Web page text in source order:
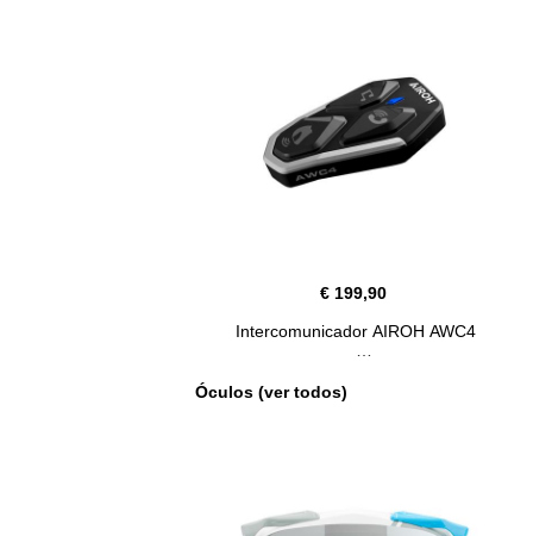
€ 199,90
Intercomunicador AIROH AWC4
Óculos (ver todos)